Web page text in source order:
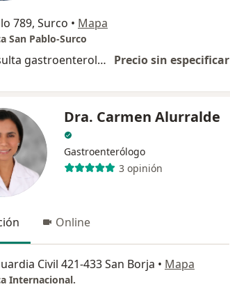
789, Surco • Mapa
San Pablo-Surco
Consulta gastroenterología presencial Precio sin especificar
Dra. Carmen Alurralde
Gastroenterólogo
3 opinión
Online
Civil 421-433 San Borja • Mapa
Internacional.